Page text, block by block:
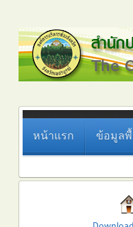
หน้าแรก ข้อมูล